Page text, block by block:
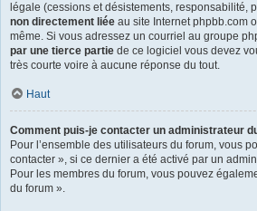
légale (cessions et désistements, responsabilité,
non directement liée au site Internet phpbb.com
même. Si vous adressez un courriel au groupe
par une tierce partie de ce logiciel vous devez
très courte voire à aucune réponse du tout.
Haut
Comment puis-je contacter un administrateur
Pour l’ensemble des utilisateurs du forum, vous
contacter », si ce dernier a été activé par un
Pour les membres du forum, vous pouvez
du forum ».